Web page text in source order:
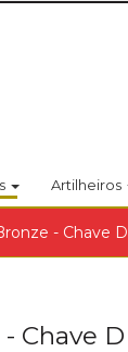
Artilheiros
- Chave D
Chave D